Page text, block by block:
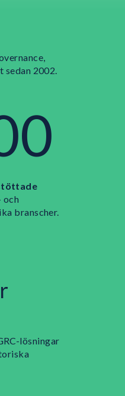
sedan 2002.
och
branscher.
lösningar